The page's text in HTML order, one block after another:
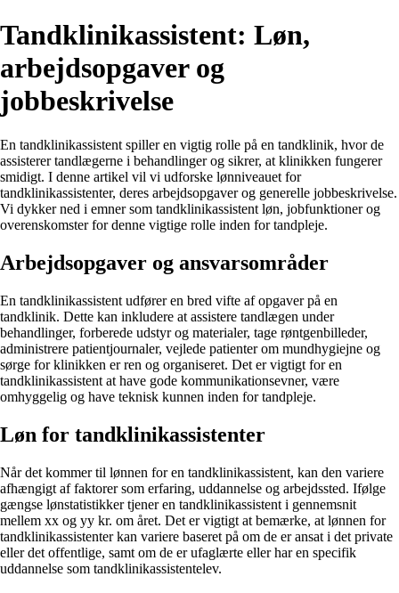
Tandklinikassistent: Løn,
arbejdsopgaver og
jobbeskrivelse
En tandklinikassistent spiller en vigtig rolle på en tandklinik, hvor de
assisterer tandlægerne i behandlinger og sikrer, at klinikken fungerer
smidigt. I denne artikel vil vi udforske lønniveauet for
tandklinikassistenter, deres arbejdsopgaver og generelle jobbeskrivelse.
Vi dykker ned i emner som tandklinikassistent løn, jobfunktioner og
overenskomster for denne vigtige rolle inden for tandpleje.
Arbejdsopgaver og ansvarsområder
En tandklinikassistent udfører en bred vifte af opgaver på en
tandklinik. Dette kan inkludere at assistere tandlægen under
behandlinger, forberede udstyr og materialer, tage røntgenbilleder,
administrere patientjournaler, vejlede patienter om mundhygiejne og
sørge for klinikken er ren og organiseret. Det er vigtigt for en
tandklinikassistent at have gode kommunikationsevner, være
omhyggelig og have teknisk kunnen inden for tandpleje.
Løn for tandklinikassistenter
Når det kommer til lønnen for en tandklinikassistent, kan den variere
afhængigt af faktorer som erfaring, uddannelse og arbejdssted. Ifølge
gængse lønstatistikker tjener en tandklinikassistent i gennemsnit
mellem xx og yy kr. om året. Det er vigtigt at bemærke, at lønnen for
tandklinikassistenter kan variere baseret på om de er ansat i det private
eller det offentlige, samt om de er ufaglærte eller har en specifik
uddannelse som tandklinikassistentelev.